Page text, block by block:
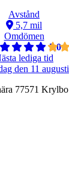
Avstånd
5,7 mil
Omdömen
5,0
lediga tid
den 11 augusti
77571 Krylbo